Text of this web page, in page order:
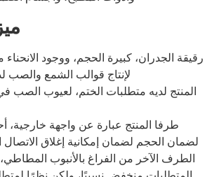
طرفا المنتج عبارة عن واجهة خارجية،
لضمان الحجم لضمان إمكانية إغلاق
الطرف الآخر من الفراغ بالأنبوب